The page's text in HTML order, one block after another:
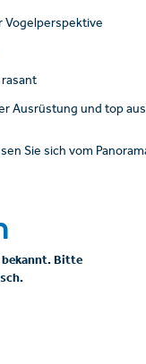
Vogelperspektive
rasant
Ausrüstung und top
Sie sich vom
Bitte